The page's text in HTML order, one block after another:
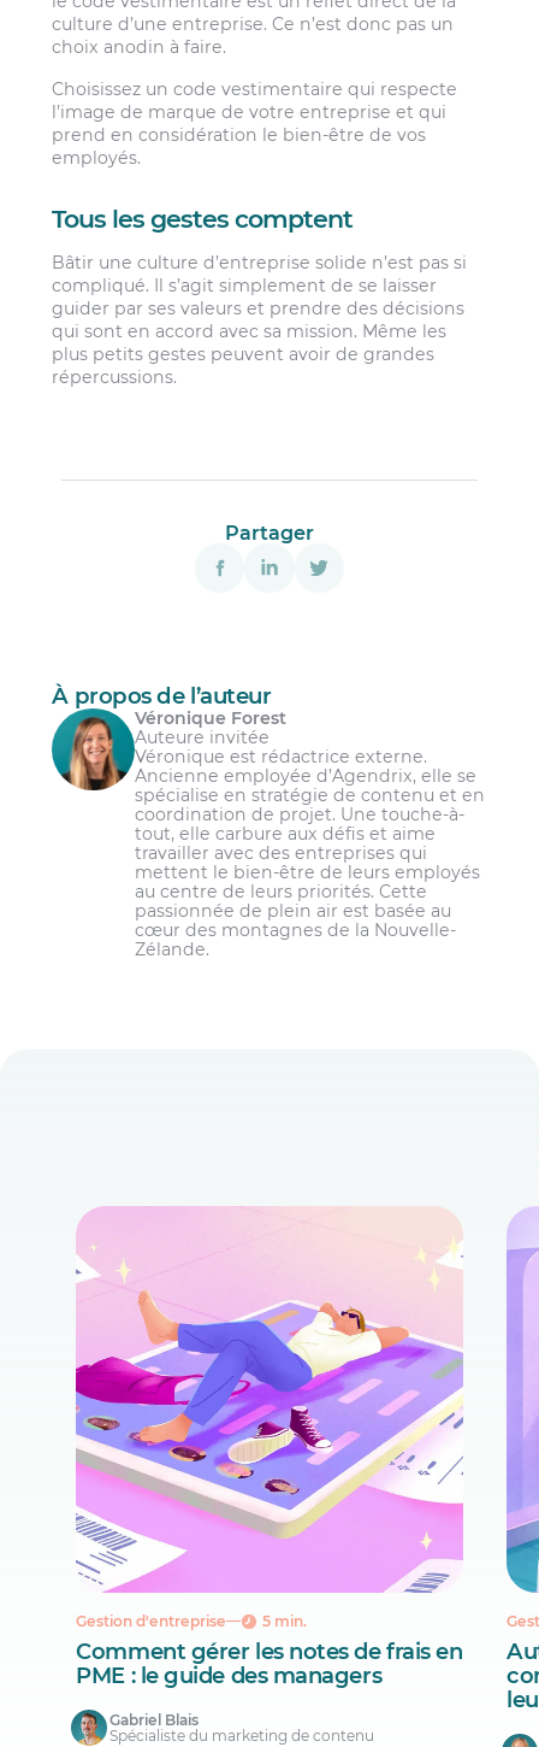
culture d’une entreprise. Ce n’est donc pas un
choix anodin à faire.
Choisissez un code vestimentaire qui respecte
l’image de marque de votre entreprise et qui
prend en considération le bien-être de vos
employés.
Tous les gestes comptent
Bâtir une culture d’entreprise solide n’est pas si
compliqué. Il s’agit simplement de se laisser
guider par ses valeurs et prendre des décisions
qui sont en accord avec sa mission. Même les
plus petits gestes peuvent avoir de grandes
répercussions.
Partager
À propos de l’auteur
Véronique Forest
Auteure invitée
Véronique est rédactrice externe.
Ancienne employée d’Agendrix, elle se
spécialise en stratégie de contenu et en
coordination de projet. Une touche-à-
tout, elle carbure aux défis et aime
travailler avec des entreprises qui
mettent le bien-être de leurs employés
au centre de leurs priorités. Cette
passionnée de plein air est basée au
cœur des montagnes de la Nouvelle-
Zélande.
Gestion d'entreprise 5 min.
Comment gérer les notes de frais en
PME : le guide des managers
Gabriel Blais
Spécialiste du marketing de contenu